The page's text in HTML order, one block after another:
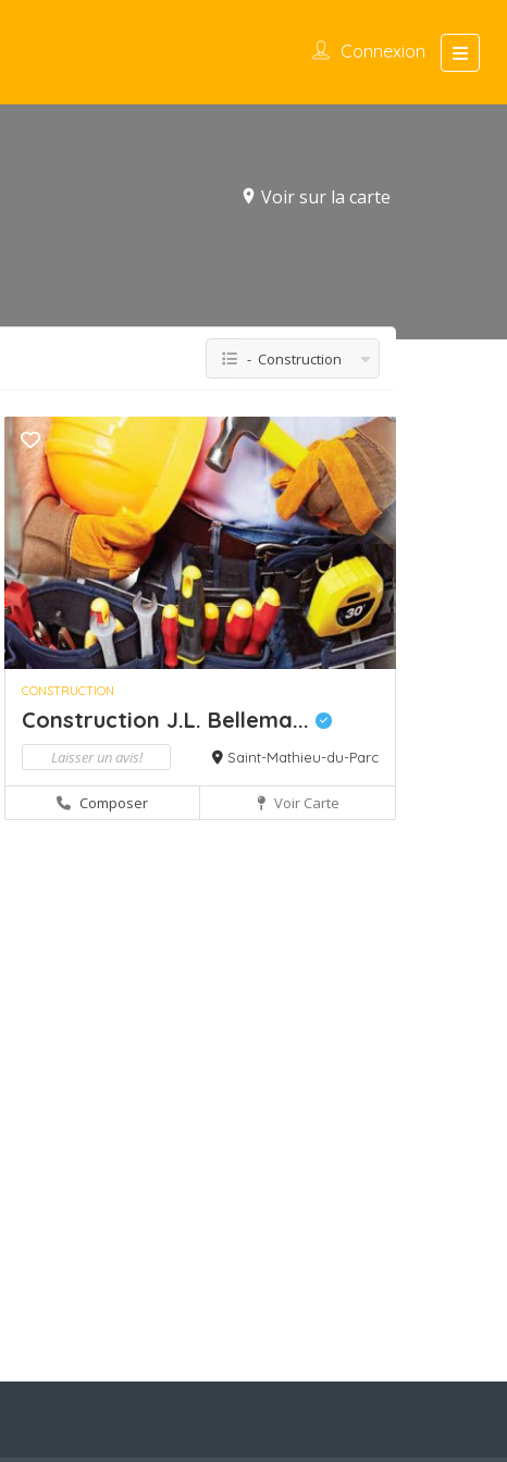
Connexion
Voir sur la carte
- Construction
CONSTRUCTION
Construction J.L. Bellema...
Laisser un avis! Saint-Mathieu-du-Parc
Composer Voir Carte